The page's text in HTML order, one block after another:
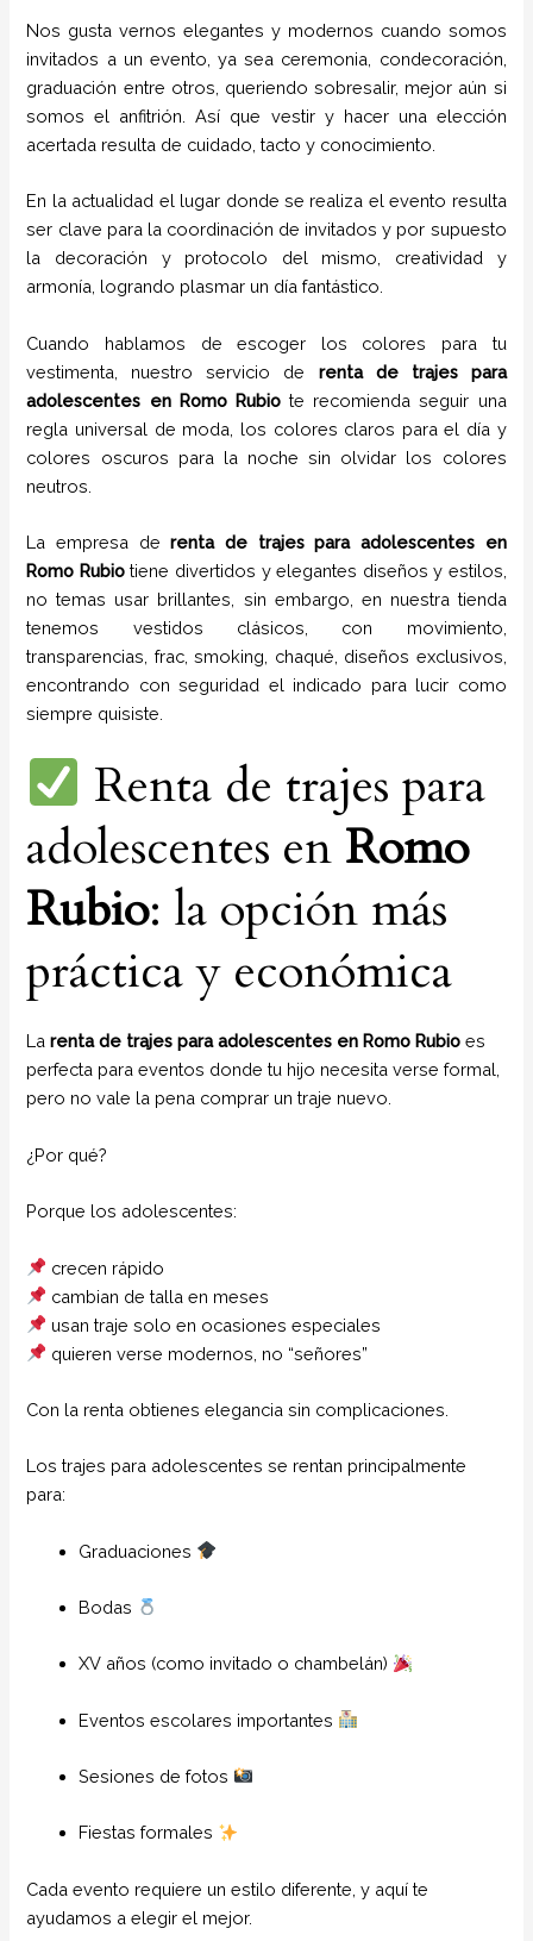
Nos gusta vernos elegantes y modernos cuando somos
invitados a un evento, ya sea ceremonia, condecoración,
graduación entre otros, queriendo sobresalir, mejor aún si
somos el anfitrión. Así que vestir y hacer una elección
acertada resulta de cuidado, tacto y conocimiento.
En la actualidad el lugar donde se realiza el evento resulta
ser clave para la coordinación de invitados y por supuesto
la decoración y protocolo del mismo, creatividad y
armonía, logrando plasmar un día fantástico.
Cuando hablamos de escoger los colores para tu
vestimenta, nuestro servicio de renta de trajes para
adolescentes en Romo Rubiote recomienda seguir una
regla universal de moda, los colores claros para el día y
colores oscuros para la noche sin olvidar los colores
neutros.
La empresa derenta de trajes para adolescentes en
Romo Rubio tiene divertidos y elegantes diseños y estilos,
no temas usar brillantes, sin embargo, en nuestra tienda
tenemos vestidos clásicos, con movimiento,
transparencias, frac, smoking, chaqué, diseños exclusivos,
encontrando con seguridad el indicado para lucir como
siempre quisiste.
Renta de trajes para
adolescentes en Romo
Rubio: la opción más
práctica y económica
Larenta de trajes para adolescentes en Romo Rubioes
perfecta para eventos donde tu hijo necesita verse formal,
pero no vale la pena comprar un traje nuevo.
¿Por qué?
Porque los adolescentes:
crecen rápido
cambian de talla en meses
usan traje solo en ocasiones especiales
quieren verse modernos, no “señores”
Con la renta obtienes elegancia sin complicaciones.
Los trajes para adolescentes se rentan principalmente
para:
Graduaciones
Bodas
XV años (como invitado o chambelán)
Eventos escolares importantes
Sesiones de fotos
Fiestas formales
Cada evento requiere un estilo diferente, y aquí te
ayudamos a elegir el mejor.